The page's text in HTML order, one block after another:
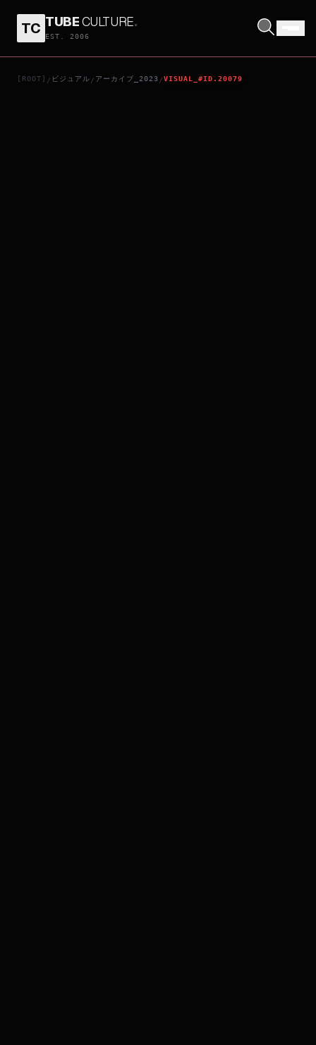
TC TUBECULTURE.
EST. 2006
[ROOT] / ビジュアル / アーカイブ_2023 /VISUAL_#ID.20079
LEE